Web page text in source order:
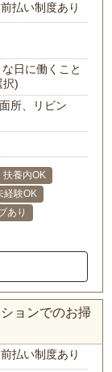
払い制度あり
日に働くこと
択)
所、リビン
扶養内OK
経験OK
あり
ョンでのお掃
払い制度あり